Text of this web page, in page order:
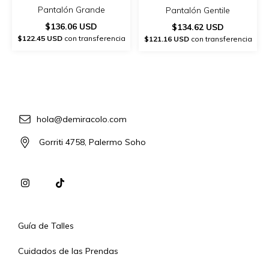
Pantalón Grande
$136.06 USD
$122.45 USDcon transferencia
Pantalón Gentile
$134.62 USD
$121.16 USDcon transferencia
hola@demiracolo.com
Gorriti 4758, Palermo Soho
Guía de Talles
Cuidados de las Prendas